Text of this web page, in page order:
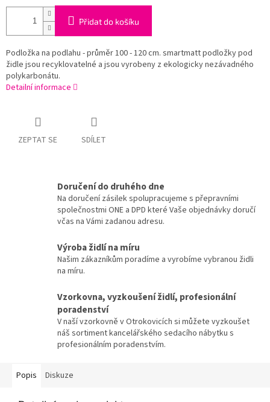
Přidat do košíku
Podložka na podlahu - průměr 100 - 120 cm. smartmatt podložky pod
židle jsou recyklovatelné a jsou vyrobeny z ekologicky nezávadného
polykarbonátu.
Detailní informace
ZEPTAT SE SDÍLET
Doručení do druhého dne
Na doručení zásilek spolupracujeme s přepravními
společnostmi ONE a DPD které Vaše objednávky doručí
včas na Vámi zadanou adresu.
Výroba židlí na míru
Našim zákazníkům poradíme a vyrobíme vybranou židli
na míru.
Vzorkovna, vyzkoušení židlí, profesionální
poradenství
V naší vzorkovně v Otrokovicích si můžete vyzkoušet
náš sortiment kancelářského sedacího nábytku s
profesionálním poradenstvím.
Popis Diskuze